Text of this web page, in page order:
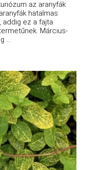
az aranyfák
hatalmas
ez a fajta
Március-
...